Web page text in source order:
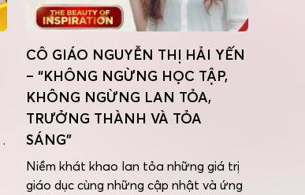
CÔ GIÁO NGUYỄN THỊ HẢI YẾN
– “KHÔNG NGỪNG HỌC TẬP,
KHÔNG NGỪNG LAN TỎA,
TRƯỞNG THÀNH VÀ TỎA
SÁNG”
Niềm khát khao lan tỏa những giá trị
giáo dục cùng những cập nhật và ứng